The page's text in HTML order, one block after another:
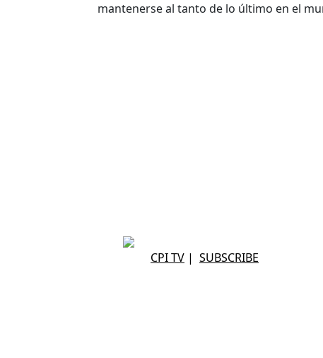
mantenerse al tanto de lo último en el
CPI TV | SUBSCRIBE